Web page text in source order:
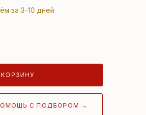
за 3–10 дней
КОРЗИНУ
С ПОДБОРОМ →